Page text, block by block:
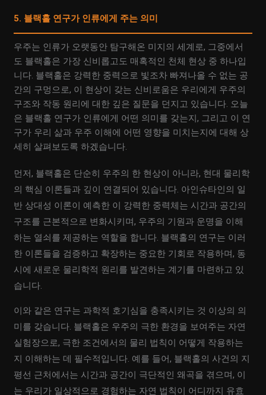
5. 블랙홀 연구가 인류에게 주는 의미
우주는 인류가 오랫동안 탐구해온 미지의 세계로, 그중에서
도 블랙홀은 가장 신비롭고도 매혹적인 천체 현상 중 하나입
니다. 블랙홀은 강력한 중력으로 빛조차 빠져나올 수 없는 공
간의 구멍으로, 이 현상이 갖는 신비로움은 우리에게 우주의
구조와 작동 원리에 대한 깊은 질문을 던지고 있습니다. 오늘
은 블랙홀 연구가 인류에게 어떤 의미를 갖는지, 그리고 이 연
구가 우리 삶과 우주 이해에 어떤 영향을 미치는지에 대해 상
세히 살펴보도록 하겠습니다.
먼저, 블랙홀은 단순히 우주의 한 현상이 아니라, 현대 물리학
의 핵심 이론들과 깊이 연결되어 있습니다. 아인슈타인의 일
반 상대성 이론이 예측한 이 강력한 중력체는 시간과 공간의
구조를 근본적으로 변화시키며, 우주의 기원과 운명을 이해
하는 열쇠를 제공하는 역할을 합니다. 블랙홀의 연구는 이러
한 이론들을 검증하고 확장하는 중요한 기회로 작용하며, 동
시에 새로운 물리학적 원리를 발견하는 계기를 마련하고 있
습니다.
이와 같은 연구는 과학적 호기심을 충족시키는 것 이상의 의
미를 갖습니다. 블랙홀은 우주의 극한 환경을 보여주는 자연
실험장으로, 극한 조건에서의 물리 법칙이 어떻게 작용하는
지 이해하는 데 필수적입니다. 예를 들어, 블랙홀의 사건의 지
평선 근처에서는 시간과 공간이 극단적인 왜곡을 겪으며, 이
는 우리가 일상적으로 경험하는 자연 법칙이 어디까지 유효